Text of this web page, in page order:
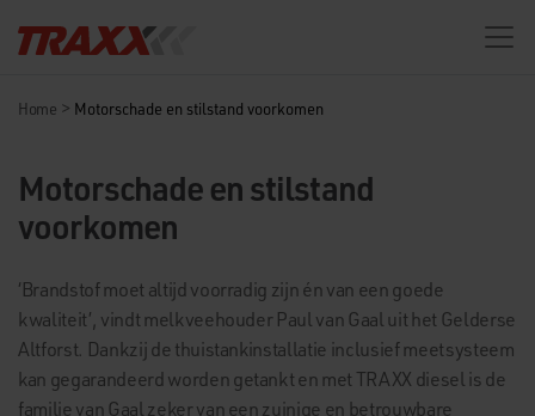
Home > Motorschade en stilstand voorkomen
Motorschade en stilstand
voorkomen
‘Brandstof moet altijd voorradig zijn én van een goede
kwaliteit’, vindt melkveehouder Paul van Gaal uit het Gelderse
Altforst. Dankzij de thuistankinstallatie inclusief meetsysteem
kan gegarandeerd worden getankt en met TRAXX diesel is de
familie van Gaal zeker van een zuinige en betrouwbare